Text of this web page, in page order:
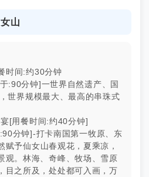
山
时间:约30分钟
:90分钟]一世界自然遗产、国
世界规模最大、最高的串珠式
[用餐时间:约40分钟]
分钟]-打卡南国第一牧原、东
赋予仙女山春观花，夏乘凉，
观。林海、奇峰、牧场、雪原
目之所及，处处都可入画，万